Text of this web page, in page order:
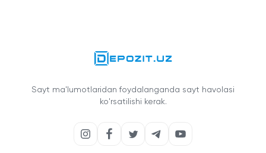
Sayt ma'lumotlaridan foydalanganda sayt havolasi
ko'rsatilishi kerak.